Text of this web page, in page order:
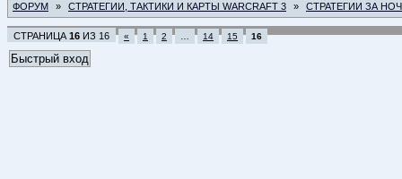
ФОРУМ » СТРАТЕГИИ, ТАКТИКИ И КАРТЫ WARCRAFT 3 » СТРАТЕГИИ ЗА
СТРАНИЦА 16 ИЗ 16 « 1 2 14 15 16